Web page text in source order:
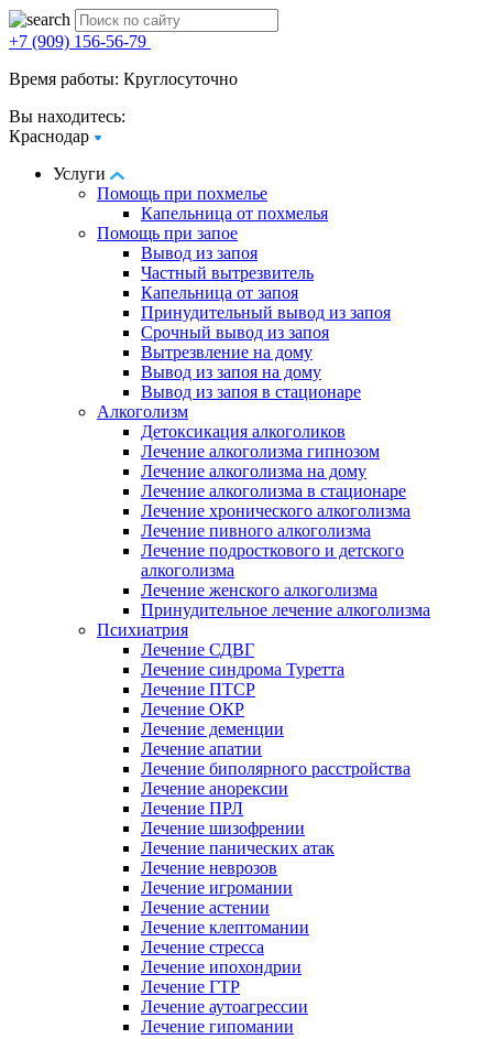
+7 (909) 156-56-79
Время работы: Круглосуточно
Вы находитесь:
Краснодар
Услуги
Помощь при похмелье
Капельница от похмелья
Помощь при запое
Вывод из запоя
Частный вытрезвитель
Капельница от запоя
Принудительный вывод из запоя
Срочный вывод из запоя
Вытрезвление на дому
Вывод из запоя на дому
Вывод из запоя в стационаре
Алкоголизм
Детоксикация алкоголиков
Лечение алкоголизма гипнозом
Лечение алкоголизма на дому
Лечение алкоголизма в стационаре
Лечение хронического алкоголизма
Лечение пивного алкоголизма
Лечение подросткового и детского
алкоголизма
Лечение женского алкоголизма
Принудительное лечение алкоголизма
Психиатрия
Лечение СДВГ
Лечение синдрома Туретта
Лечение ПТСР
Лечение ОКР
Лечение деменции
Лечение апатии
Лечение биполярного расстройства
Лечение анорексии
Лечение ПРЛ
Лечение шизофрении
Лечение панических атак
Лечение неврозов
Лечение игромании
Лечение астении
Лечение клептомании
Лечение стресса
Лечение ипохондрии
Лечение ГТР
Лечение аутоагрессии
Лечение гипомании